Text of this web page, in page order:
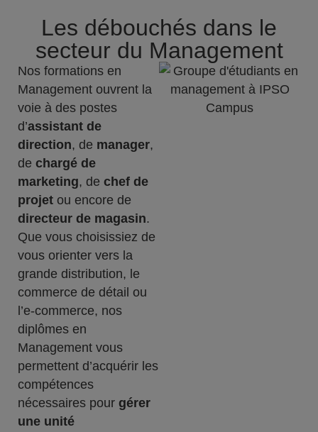
Les débouchés dans le
secteur du Management
Nos formations en
Management ouvrent la
voie à des postes
d’assistant de
direction, de manager,
de chargé de
marketing, de chef de
projet ou encore de
directeur de magasin.
Que vous choisissiez de
vous orienter vers la
grande distribution, le
commerce de détail ou
l’e-commerce, nos
diplômes en
Management vous
permettent d’acquérir les
compétences
nécessaires pour gérer
une unité